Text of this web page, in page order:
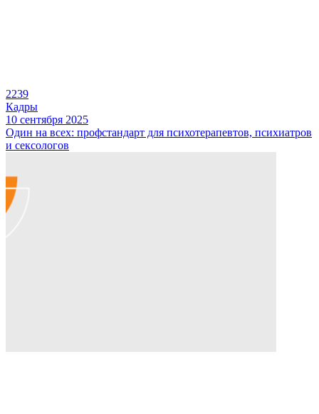
2239
Кадры
10 сентября 2025
Один на всех: профстандарт для психотерапевтов, психиатров
и сексологов